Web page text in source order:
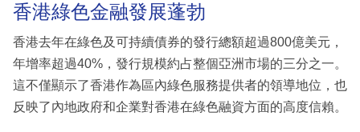
香港綠色金融發展蓬勃
香港去年在綠色及可持續債券的發行總額超過800億美元，
年增率超過40%，發行規模約占整個亞洲市場的三分之一。
這不僅顯示了香港作為區內綠色服務提供者的領導地位，也
反映了內地政府和企業對香港在綠色融資方面的高度信賴。